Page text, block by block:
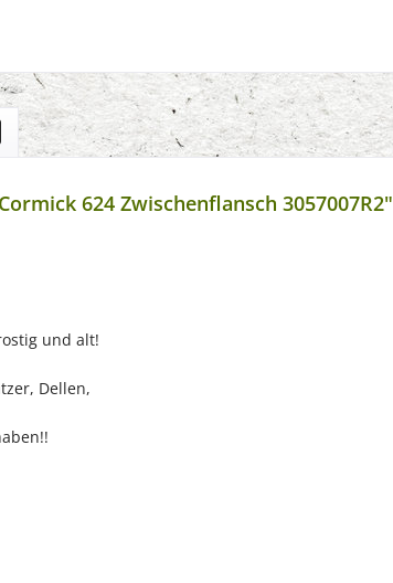
624 Zwischenflansch 3057007R2"
und alt!
Dellen,